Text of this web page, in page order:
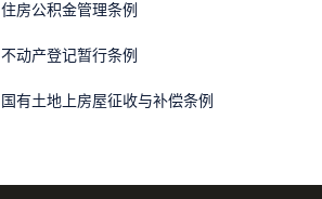
· 住房公积金管理条例
· 不动产登记暂行条例
· 国有土地上房屋征收与补偿条例